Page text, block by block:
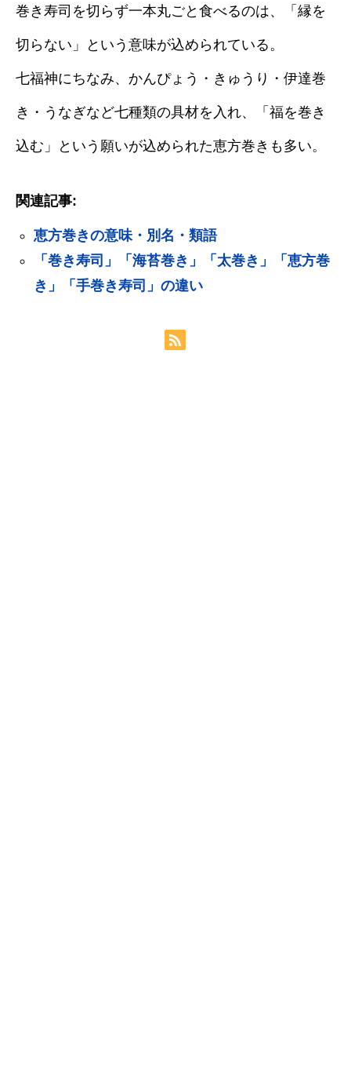
巻き寿司を切らず一本丸ごと食べるのは、「縁を
切らない」という意味が込められている。
七福神にちなみ、かんぴょう・きゅうり・伊達巻
き・うなぎなど七種類の具材を入れ、「福を巻き
込む」という願いが込められた恵方巻きも多い。
関連記事:
恵方巻きの意味・別名・類語
「巻き寿司」「海苔巻き」「太巻き」「恵方巻
き」「手巻き寿司」の違い